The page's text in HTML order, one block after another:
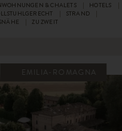
& CHALETS
HOTELS
STRAND
ZU ZWEIT
EMILIA-ROMAGNA